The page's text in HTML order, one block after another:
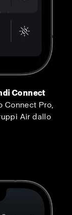
Connect
Connect Pro,
Air dallo